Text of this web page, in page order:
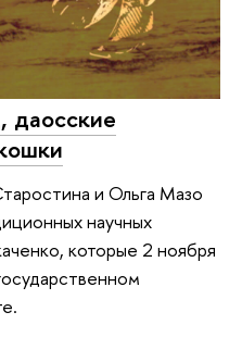
даосские
и Ольга Мазо
научных
которые 2 ноября